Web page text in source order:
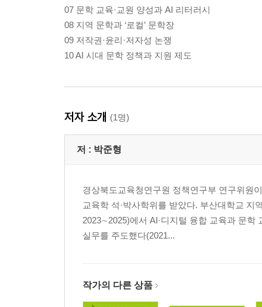
07 문학 교육·교원 양성과 AI 리터러시
08 지역 문학과 ‘로컬’ 문학장
09 저작권·윤리·저자성 논쟁
10 AI 시대 문학 정책과 지원 제도
저자 소개 (1명)
저 : 박준형
경상북도교육청연구원 정책연구부 연구위원
교육학 석·박사학위를 받았다. 부산대학교
2023∼2025)에서 AI·디지털 융합 교육과 문
실무를 주도했다(2021...
작가의 다른 상품